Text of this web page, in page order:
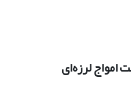
امواج لرزه‌ای